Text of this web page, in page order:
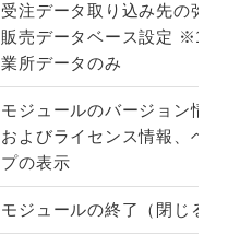
受注データ取り込み先の弥生
販売データベース設定 ※1事
業所データのみ
モジュールのバージョン情報
およびライセンス情報、ヘル
プの表示
モジュールの終了（閉じる）